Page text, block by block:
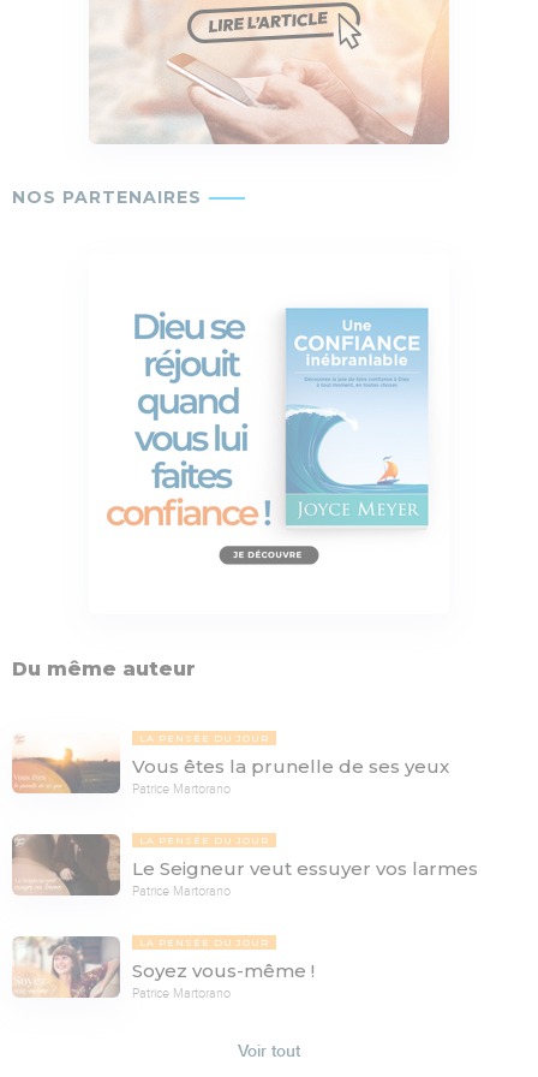
Du même auteur
LA PENSÉE DU JOUR
Vous êtes la prunelle de ses yeux
Patrice Martorano
LA PENSÉE DU JOUR
Le Seigneur veut essuyer vos larmes
Patrice Martorano
LA PENSÉE DU JOUR
Soyez vous-même !
Patrice Martorano
Voir tout